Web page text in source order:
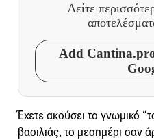
Δείτε
Add
Έχετε ακούσει το γνωμικό
βασιλιάς, το μεσημέρι σαν